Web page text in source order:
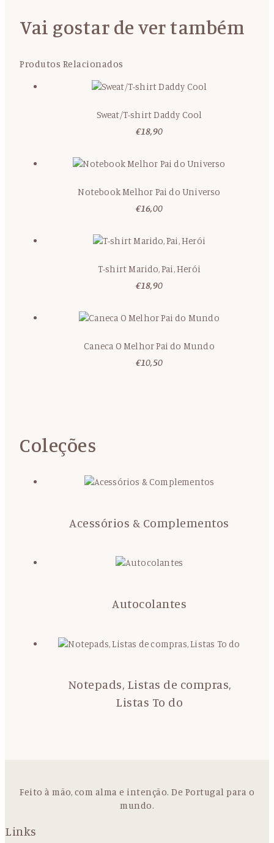
Vai gostar de ver também
Produtos Relacionados
Sweat/T-shirt Daddy Cool
€18,90
Notebook Melhor Pai do Universo
€16,00
T-shirt Marido, Pai, Herói
€18,90
Caneca O Melhor Pai do Mundo
€10,50
Coleções
Acessórios & Complementos
Autocolantes
Notepads, Listas de compras,
Listas To do
Feito à mão, com alma e intenção. De Portugal para o
mundo.
Links